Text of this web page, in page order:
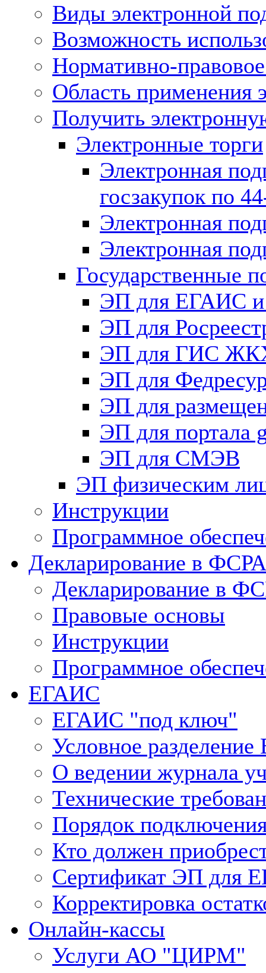
Виды электронной
Возможность
Нормативно-
Область применения
Получить
Электронные торги
Электронная
госзакупок по
Электронная
Электронная
Государственные
ЭП для ЕГАИС и
ЭП для
ЭП для ГИС
ЭП для
ЭП для
ЭП для портала
ЭП для СМЭВ
ЭП физическим
Инструкции
Программное
Декларирование в
Декларирование в
Правовые основы
Инструкции
Программное
ЕГАИС
ЕГАИС "под ключ"
Условное
О ведении журнала
Технические
Порядок
Кто должен
Сертификат ЭП для
Корректировка
Онлайн-кассы
Услуги АО "ЦИРМ"